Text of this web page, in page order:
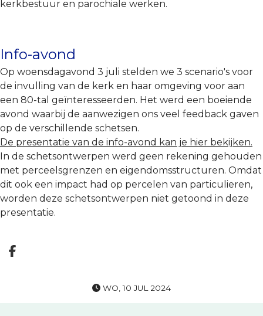
kerkbestuur en parochiale werken.
Info-avond
Op woensdagavond 3 juli stelden we 3 scenario's voor
de invulling van de kerk en haar omgeving voor aan
een 80-tal geïnteresseerden. Het werd een boeiende
avond waarbij de aanwezigen ons veel feedback gaven
op de verschillende schetsen.
De presentatie van de info-avond kan je hier bekijken.
In de schetsontwerpen werd geen rekening gehouden
met perceelsgrenzen en eigendomsstructuren. Omdat
dit ook een impact had op percelen van particulieren,
worden deze schetsontwerpen niet getoond in deze
presentatie.
Deel op facebook
WO, 10 JUL 2024